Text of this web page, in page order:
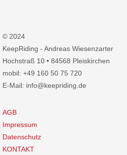
© 2024
KeepRiding - Andreas Wiesenzarter
Hochstraß 10 • 84568 Pleiskirchen
mobil: +49 160 50 75 720
E-Mail: info@keepriding.de
AGB
Impressum
Datenschutz
KONTAKT